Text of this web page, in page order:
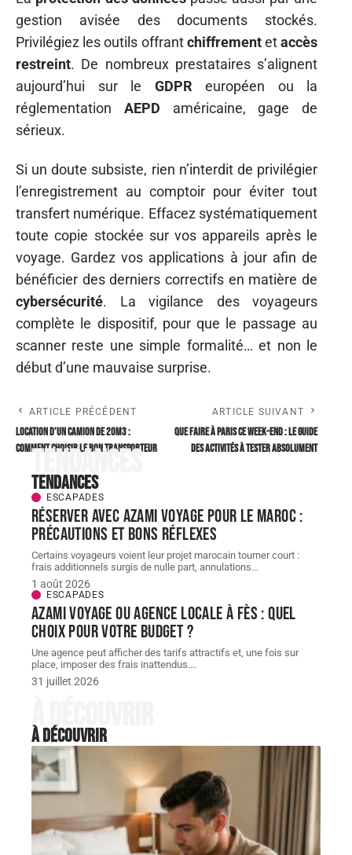
gestion avisée des documents stockés.
Privilégiez les outils offrantchiffrementetaccès
restreint. De nombreux prestataires s’alignent
aujourd’hui sur le GDPR européen ou la
réglementation AEPD américaine, gage de
sérieux.
Si un doute subsiste, rien n’interdit de privilégier
l’enregistrement au comptoir pour éviter tout
transfert numérique. Effacez systématiquement
toute copie stockée sur vos appareils après le
voyage. Gardez vos applications à jour afin de
bénéficier des derniers correctifs en matière de
cybersécurité. La vigilance des voyageurs
complète le dispositif, pour que le passage au
scanner reste une simple formalité… et non le
début d’une mauvaise surprise.
ARTICLE PRÉCÉDENT
Location d’un camion de 20m3 :
comment choisir le bon transporteur
ARTICLE SUIVANT
Que faire à Paris ce week-end : le guide
des activités à tester absolument
Tendances
Tendances
ESCAPADES
Réserver avec AZAMI VOYAGE pour le Maroc :
précautions et bons réflexes
Certains voyageurs voient leur projet marocain tourner court :
frais additionnels surgis de nulle part, annulations…
1 août 2026
ESCAPADES
AZAMI VOYAGE ou agence locale à Fès : quel
choix pour votre budget ?
Une agence peut afficher des tarifs attractifs et, une fois sur
place, imposer des frais inattendus.…
31 juillet 2026
À découvrir
À découvrir